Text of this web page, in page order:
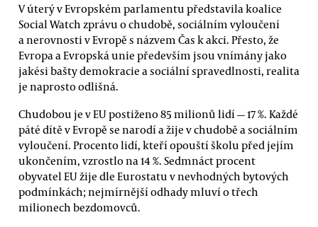
V úterý v Evropském parlamentu představila koalice
Social Watch zprávu o chudobě, sociálním vyloučení
a nerovnosti v Evropě s názvem Čas k akci. Přesto, že
Evropa a Evropská unie především jsou vnímány jako
jakési bašty demokracie a sociální spravedlnosti, realita
je naprosto odlišná.
Chudobou je v EU postiženo 85 milionů lidí — 17 %. Každé
páté dítě v Evropě se narodí a žije v chudobě a sociálním
vyloučení. Procento lidí, kteří opouští školu před jejím
ukončením, vzrostlo na 14 %. Sedmnáct procent
obyvatel EU žije dle Eurostatu v nevhodných bytových
podmínkách; nejmírnější odhady mluví o třech
milionech bezdomovců.